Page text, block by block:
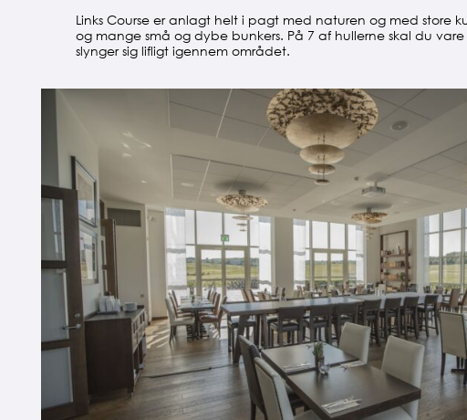
Links Course er anlagt helt i pagt med naturen og med store
og mange små og dybe bunkers. På 7 af hullerne skal du
slynger sig lifligt igennem området.